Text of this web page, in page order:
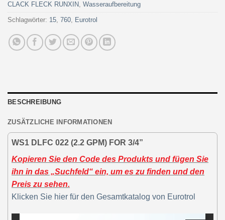
CLACK FLECK RUNXIN, Wasseraufbereitung
Schlagwörter: 15, 760, Eurotrol
BESCHREIBUNG
ZUSÄTZLICHE INFORMATIONEN
WS1 DLFC 022 (2.2 GPM) FOR 3/4”
Kopieren Sie den Code des Produkts und fügen Sie
ihn in das „Suchfeld“ ein, um es zu finden und den
Preis zu sehen.
Klicken Sie hier für den Gesamtkatalog von Eurotrol